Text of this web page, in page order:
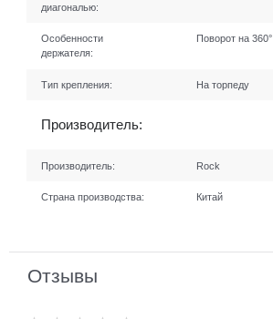
диагональю:
Особенности
держателя:
Поворот на 360°
Тип крепления: На торпеду
Производитель:
Производитель: Rock
Страна производства: Китай
Отзывы